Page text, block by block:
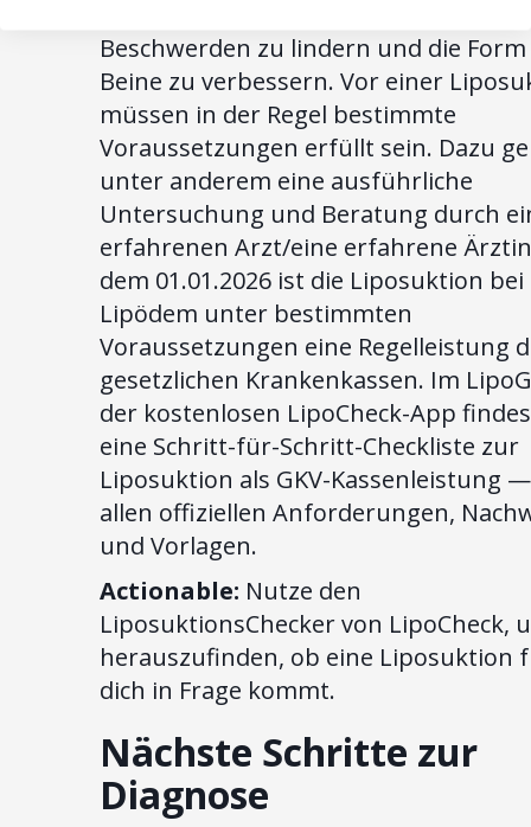
Beschwerden zu lindern und die
Beine zu verbessern. Vor einer
müssen in der Regel bestimmte
Voraussetzungen erfüllt sein. Dazu
unter anderem eine ausführliche
Untersuchung und Beratung durch
erfahrenen Arzt/eine erfahrene
dem 01.01.2026 ist die Liposuktion bei
Lipödem unter bestimmten
Voraussetzungen eine Regelleistung
gesetzlichen Krankenkassen. Im
der kostenlosen LipoCheck-App
eine Schritt-für-Schritt-Checkliste zur
Liposuktion als GKV-Kassenleistung
allen offiziellen Anforderungen,
und Vorlagen.
Actionable: Nutze den
LiposuktionsChecker von LipoCheck,
herauszufinden, ob eine Liposuktion
dich in Frage kommt.
Nächste Schritte zur
Diagnose